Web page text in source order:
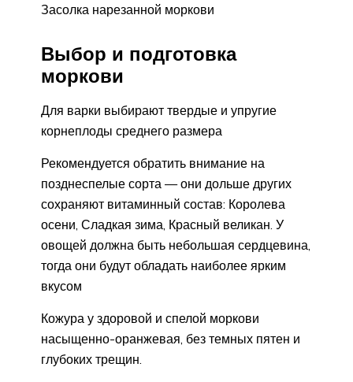
Засолка нарезанной моркови
Выбор и подготовка
моркови
Для варки выбирают твердые и упругие
корнеплоды среднего размера
Рекомендуется обратить внимание на
позднеспелые сорта — они дольше других
сохраняют витаминный состав: Королева
осени, Сладкая зима, Красный великан. У
овощей должна быть небольшая сердцевина,
тогда они будут обладать наиболее ярким
вкусом
Кожура у здоровой и спелой моркови
насыщенно-оранжевая, без темных пятен и
глубоких трещин.